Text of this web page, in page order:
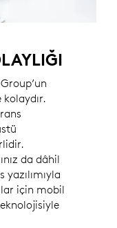
kolaydır.
da dâhil
için mobil